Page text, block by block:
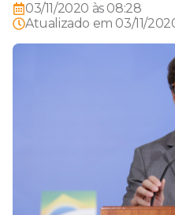
03/11/2020 às 08:28
Atualizado em 03/11/